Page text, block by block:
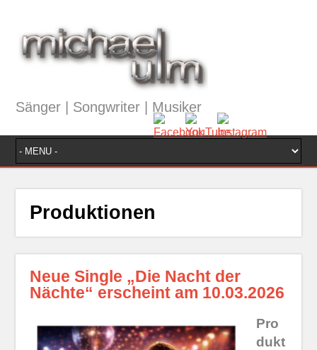
Sänger | Songwriter | Musiker
Produktionen
Neue Single „Die Nacht der
Nächte“ erscheint am 10.03.2026
Pro
dukt